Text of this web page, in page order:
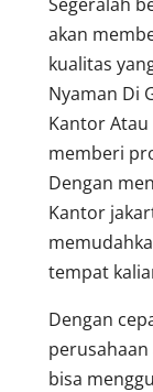
akan
kualitas
Nyaman Di
Kantor Atau
memberi
Dengan
Kantor
tempat
Dengan
bisa